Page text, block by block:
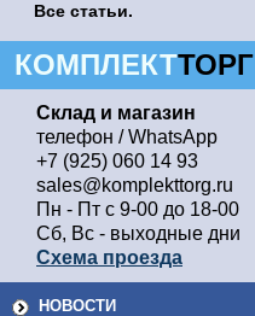
Все статьи.
КОМПЛЕКТТОРГ
Склад и магазин
телефон / WhatsApp
+7 (925) 060 14 93
sales@komplekttorg.ru
Пн - Пт с 9-00 до 18-00
Сб, Вс - выходные дни
Схема проезда
НОВОСТИ